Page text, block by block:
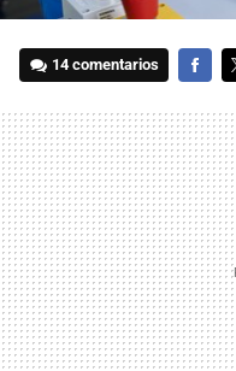
14 comentarios